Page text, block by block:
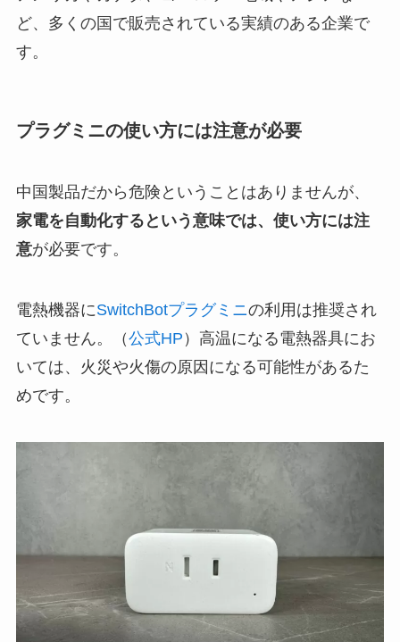
ど、多くの国で販売されている実績のある企業で
す。
プラグミニの使い方には注意が必要
中国製品だから危険ということはありませんが、
家電を自動化するという意味では、使い方には注
意が必要です。
電熱機器にSwitchBotプラグミニの利用は推奨され
ていません。（公式HP ）高温になる電熱器具にお
いては、火災や火傷の原因になる可能性があるた
めです。